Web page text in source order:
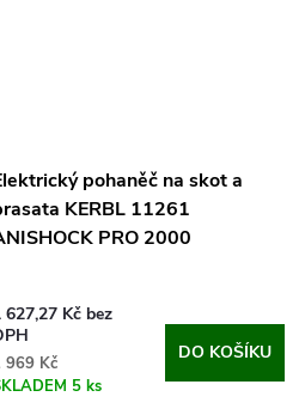
pohaněč na skot a
KERBL 11261
PRO 2000
627,27 Kč bez
969 Kč
5 ks
DO KOŠÍKU